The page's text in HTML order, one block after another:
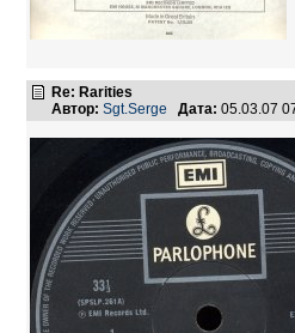
Re: Rarities
Автор: Sgt.Serge Дата: 05.03.07